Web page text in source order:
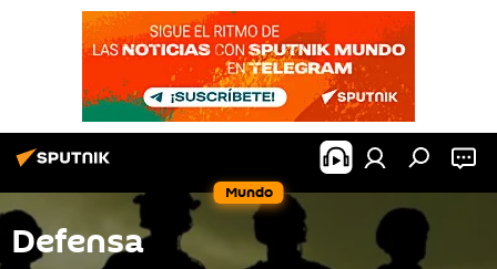
Mundo
Defensa